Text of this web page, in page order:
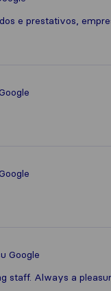
e prestativos,
Google
staff. Always a